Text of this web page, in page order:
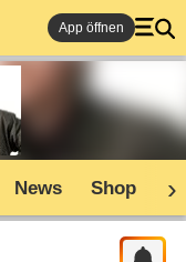
App öffnen
News Shop